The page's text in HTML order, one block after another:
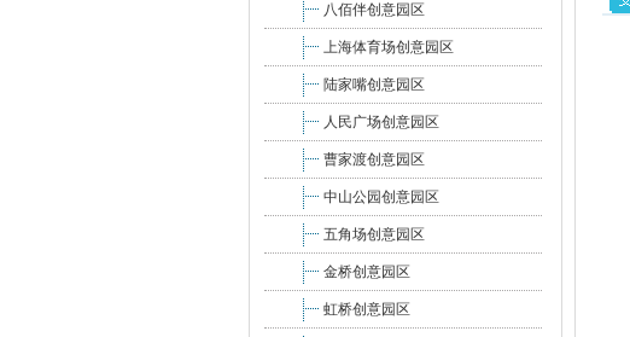
八佰伴创意园区
上海体育场创意园区
陆家嘴创意园区
人民广场创意园区
曹家渡创意园区
中山公园创意园区
五角场创意园区
金桥创意园区
虹桥创意园区